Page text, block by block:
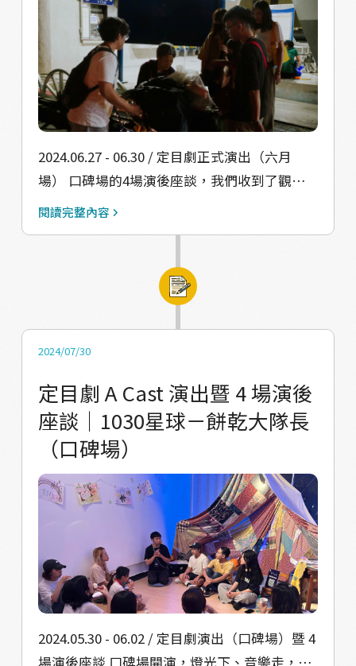
地板、蒐集道具、把碎布拼成大帳篷⋯最後呈
現出的模樣——介於日常與奇幻之間，整體設計
含有星際的元素，也同時留有常民印象的風
味，有時候在路上排練，路過的居民也誤認為
是真的阿伯、阿嬤，無意間創造了一些有趣的
互動。 經過這樣數十次的排練，進入七月的正
式演出。每天 18:30 集氣後，總會發現大家進
入認真的工作狀態，眼裡滿是堅定的光，迎接
今晚全新的冒險。 這次的演出，是我們第一齣
度，也因著遊走的演出形式，需要高度專注的
臨機應變，去面對可能會發生的風險，工作夥
地點的換景銜接。我們常笑說，有幾場的劇組
成一齣戲、一場活動，謝謝背後一群人的同
心，有來自臺藝戲劇的好朋友，在平常正職、
兼職下班後再次上工，也有近年從海外回來的
也有在地方工作的夥伴、在炎熱的暑假來協助
的學弟妹。謝謝，一起活在當下的時空，一起
努力實踐更理想的未來樣貌。 謝謝，給予我們
養份的這片土地故事。
2024.06.27 - 06.30 / 定目劇正式演出（六月
場） 口碑場的4場演後座談，我們收到了觀眾
許多寶貴的回饋，重新審視一齣戲劇能夠帶給
式，更重要的是在過程當中他能夠促進彼此的
對話」，當品瑩飾演的回收阿嬤拖著回收車走
嬤，雖然平時沒有機會和真正的阿嬤說到話，
艱辛、認識到彼此陪伴的重要性。 在六月場的
正式演出中，雖然我們沒有太多時間、心力進
行創作上的修正，但我們把心思放在「怎麼好
一句話，其實恰恰是「演戲」最為困難的一件
事情。演員，就是為了替那些不擅長自己說、
不覺得可以說的生命經驗，用具備美感的方式
進行情感傳遞，不是為了展現自己的才華，而
單單是因為感同、身受，所以訴說。 A Cast 的
演員們在開演前彼此分享，或許這樣的演出在
外人眼中看起來很單純，但其實他需要非常扎
實深厚的基礎去呈現。臺藝大的演員智勇也說
閱讀完整內容
2024/07/30
定目劇 A Cast 演出暨 4 場演後
座談｜1030星球－餅乾大隊長
（口碑場）
2024.05.30 - 06.02 / 定目劇演出（口碑場）暨 4